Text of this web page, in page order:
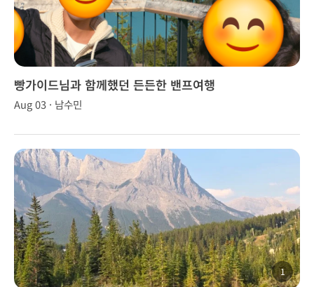
빵가이드님과 함께했던 든든한 밴프여행
Aug 03 · 남수민
1